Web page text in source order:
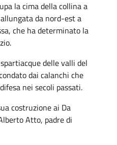
la cima della collina a
da nord-est a
che ha determinato la
delle valli del
dai calanchi che
nei secoli passati.
costruzione ai Da
Atto, padre di